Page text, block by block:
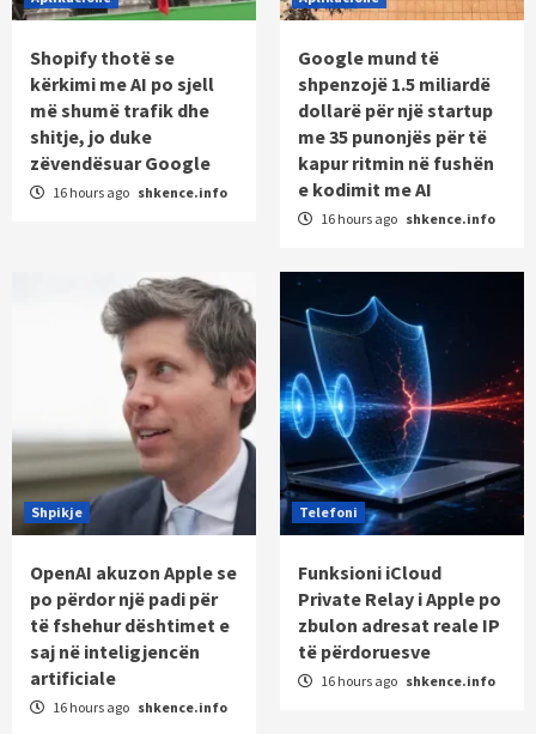
Shopify thotë se
kërkimi me AI po sjell
më shumë trafik dhe
shitje, jo duke
zëvendësuar Google
16 hours ago shkence.info
Google mund të
shpenzojë 1.5 miliardë
dollarë për një startup
me 35 punonjës për të
kapur ritmin në fushën
e kodimit me AI
16 hours ago shkence.info
Shpikje
OpenAI akuzon Apple se
po përdor një padi për
të fshehur dështimet e
saj në inteligjencën
artificiale
16 hours ago shkence.info
Telefoni
Funksioni iCloud
Private Relay i Apple po
zbulon adresat reale IP
të përdoruesve
16 hours ago shkence.info